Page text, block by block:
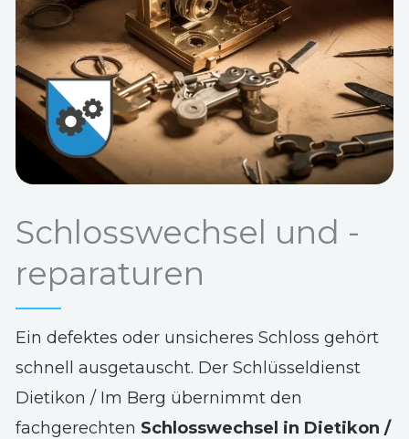
Schlosswechsel und -
reparaturen
Ein defektes oder unsicheres Schloss gehört
schnell ausgetauscht. Der Schlüsseldienst
Dietikon / Im Berg übernimmt den
fachgerechten Schlosswechsel in Dietikon /